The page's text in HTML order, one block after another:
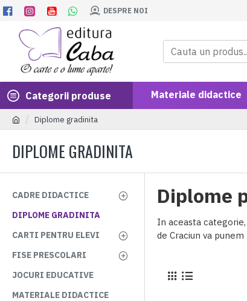
DESPRE NOI
Categorii produse Materiale didactice
Diplome gradinita
DIPLOME GRADINITA
CADRE DIDACTICE
DIPLOME GRADINITA
CARTI PENTRU ELEVI
FISE PRESCOLARI
JOCURI EDUCATIVE
MATERIALE DIDACTICE
Diplome
In aceasta
de Craciun va